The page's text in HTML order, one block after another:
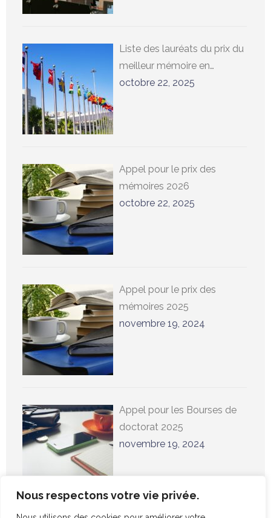
Nous respectons votre vie privée.
Liste des lauréats du prix du
meilleur mémoire en
relations internationales à
octobre 22, 2025
Appel pour le prix des
mémoires 2026
octobre 22, 2025
Appel pour le prix des
mémoires 2025
novembre 19, 2024
Appel pour les Bourses de
doctorat 2025
novembre 19, 2024